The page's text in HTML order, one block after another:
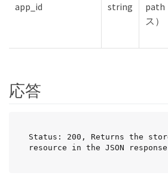
app_id string
path
ス）
応答
Status: 200, Returns the
resource in the JSON